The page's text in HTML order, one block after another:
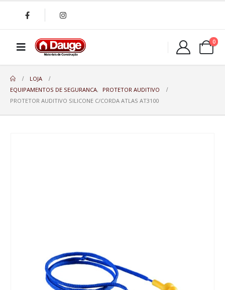
0
LOJA
EQUIPAMENTOS DE SEGURANCA,
PROTETOR AUDITIVO
PROTETOR AUDITIVO SILICONE C/CORDA ATLAS AT3100